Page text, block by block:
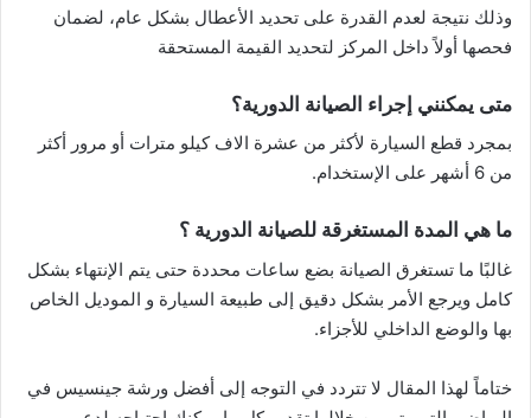
وذلك نتيجة لعدم القدرة على تحديد الأعطال بشكل عام، لضمان
فحصها أولاً داخل المركز لتحديد القيمة المستحقة
متى يمكنني إجراء الصيانة الدورية؟
بمجرد قطع السيارة لأكثر من عشرة الاف كيلو مترات أو مرور أكثر
من 6 أشهر على الإستخدام.
ما هي المدة المستغرقة للصيانة الدورية ؟
غالبًا ما تستغرق الصيانة بضع ساعات محددة حتى يتم الإنتهاء بشكل
كامل ويرجع الأمر بشكل دقيق إلى طبيعة السيارة و الموديل الخاص
بها والوضع الداخلي للأجزاء.
ختاماً لهذا المقال لا تتردد في التوجه إلى أفضل ورشة جينسيس في